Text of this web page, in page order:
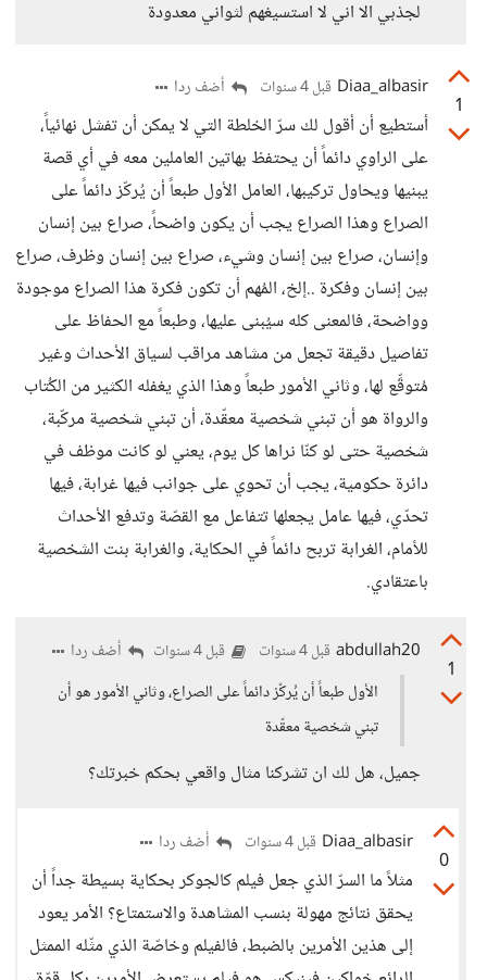
لجذبي الا اني لا استسيغهم لثواني معدودة
1
Diaa_albasir قبل 4 سنوات أضف ردا
أستطيع أن أقول لك سرّ الخلطة التي لا يمكن أن تفشل نهائياً،
على الراوي دائماً أن يحتفظ بهاتين العاملين معه في أي قصة
يبنيها ويحاول تركيبها، العامل الأول طبعاً أن يُركّز دائماً على
الصراع وهذا الصراع يجب أن يكون واضحاً، صراع بين إنسان
وإنسان، صراع بين إنسان وشيء، صراع بين إنسان وظرف، صراع
بين إنسان وفكرة ..إلخ، المُهم أن تكون فكرة هذا الصراع موجودة
وواضحة، فالمعنى كله سيُبنى عليها، وطبعاً مع الحفاظ على
تفاصيل دقيقة تجعل من مشاهد مراقب لسياق الأحداث وغير
مُتوقِّع لها، وثاني الأمور طبعاً وهذا الذي يغفله الكثير من الكُتاب
والرواة هو أن تبني شخصية معقّدة، أن تبني شخصية مركّبة،
شخصية حتى لو كنّا نراها كل يوم، يعني لو كانت موظف في
دائرة حكومية، يجب أن تحوي على جوانب فيها غرابة، فيها
تحدّي، فيها عامل يجعلها تتفاعل مع القصّة وتدفع الأحداث
للأمام، الغرابة تربح دائماً في الحكاية، والغرابة بنت الشخصية
باعتقادي.
1
abdullah20 قبل 4 سنوات قبل 4 سنوات
أضف ردا
الأول طبعاً أن يُركّز دائماً على الصراع، وثاني الأمور هو أن
تبني شخصية معقّدة
جميل، هل لك ان تشركنا مثال واقعي بحكم خبرتك؟
0
Diaa_albasir قبل 4 سنوات أضف ردا
مثلاً ما السرّ الذي جعل فيلم كالجوكر بحكاية بسيطة جداً أن
يحقق نتائج مهولة بنسب المشاهدة والاستمتاع؟ الأمر يعود
إلى هذين الأمرين بالضبط، فالفيلم وخاصّة الذي مثّله الممثل